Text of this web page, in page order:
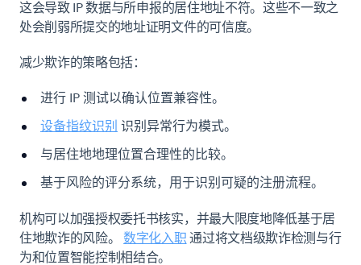
这会导致 IP 数据与所申报的居住地址不符。这些不一致之
处会削弱所提交的地址证明文件的可信度。
减少欺诈的策略包括：
进行 IP 测试以确认位置兼容性。
设备指纹识别 识别异常行为模式。
与居住地地理位置合理性的比较。
基于风险的评分系统，用于识别可疑的注册流程。
机构可以加强授权委托书核实，并最大限度地降低基于居
住地欺诈的风险。数字化入职 通过将文档级欺诈检测与行
为和位置智能控制相结合。